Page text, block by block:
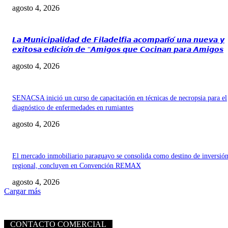
agosto 4, 2026
𝙇𝙖 𝙈𝙪𝙣𝙞𝙘𝙞𝙥𝙖𝙡𝙞𝙙𝙖𝙙 𝙙𝙚 𝙁𝙞𝙡𝙖𝙙𝙚𝙡𝙛𝙞𝙖 𝙖𝙘𝙤𝙢𝙥𝙖𝙣̃𝙤́ 𝙪𝙣𝙖 𝙣𝙪𝙚𝙫𝙖 𝙮
𝙚𝙭𝙞𝙩𝙤𝙨𝙖 𝙚𝙙𝙞𝙘𝙞𝙤́𝙣 𝙙𝙚 “𝘼𝙢𝙞𝙜𝙤𝙨 𝙦𝙪𝙚 𝘾𝙤𝙘𝙞𝙣𝙖𝙣 𝙥𝙖𝙧𝙖 𝘼𝙢𝙞𝙜𝙤𝙨
agosto 4, 2026
SENACSA inició un curso de capacitación en técnicas de necropsia para el
diagnóstico de enfermedades en rumiantes
agosto 4, 2026
El mercado inmobiliario paraguayo se consolida como destino de inversión
regional, concluyen en Convención REMAX
agosto 4, 2026
Cargar más
CONTACTO COMERCIAL